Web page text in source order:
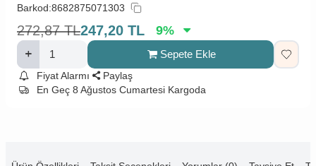
Barkod:8682875071303
272,87 TL247,20 TL 9%
Sepete Ekle
Fiyat Alarmı
Paylaş
En Geç 8 Ağustos Cumartesi Kargoda